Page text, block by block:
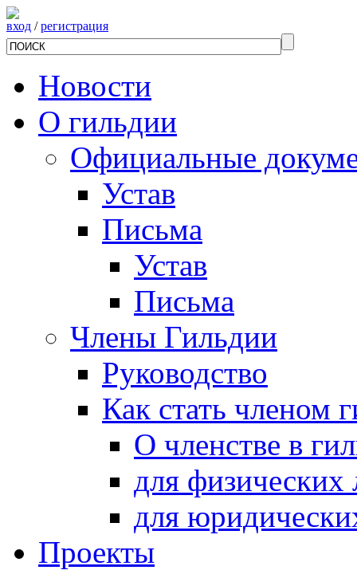
вход /регистрация
Новости
О гильдии
Официальные
Устав
Письма
Устав
Письма
Члены Гильдии
Руководство
Как стать членом
О членстве в
для физических
для
Проекты